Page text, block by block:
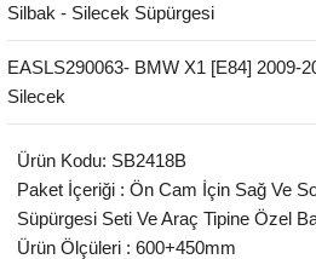
Silbak - Silecek Süpürgesi
EASLS290063- BMW X1 [E84] 2009-
Silecek
Ürün Kodu: SB2418B
Paket İçeriği : Ön Cam İçin Sağ Ve
Süpürgesi Seti Ve Araç Tipine Özel
Ürün Ölçüleri : 600+450mm